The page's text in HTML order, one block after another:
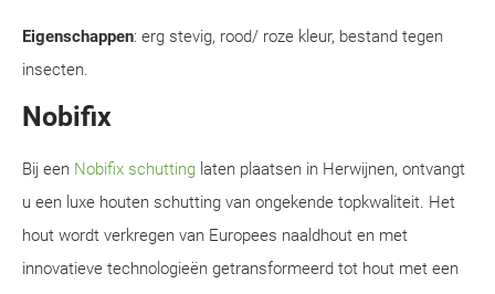
Eigenschappen: erg stevig, rood/ roze kleur, bestand tegen
insecten.
Nobifix
Bij een Nobifix schutting laten plaatsen in Herwijnen, ontvangt
u een luxe houten schutting van ongekende topkwaliteit. Het
hout wordt verkregen van Europees naaldhout en met
innovatieve technologieën getransformeerd tot hout met een